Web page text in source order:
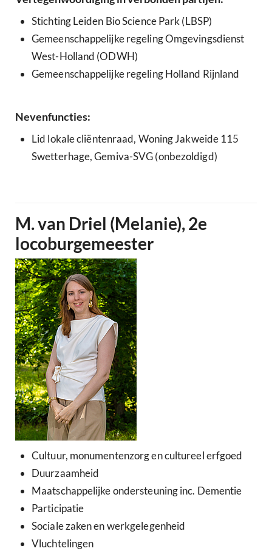
Stichting Leiden Bio Science Park (LBSP)
Gemeenschappelijke regeling Omgevingsdienst
West-Holland (ODWH)
Gemeenschappelijke regeling Holland Rijnland
Nevenfuncties:
Lid lokale cliëntenraad, Woning Jakweide 115
Swetterhage, Gemiva-SVG (onbezoldigd)
M. van Driel (Melanie), 2e
locoburgemeester
Cultuur, monumentenzorg en cultureel erfgoed
Duurzaamheid
Maatschappelijke ondersteuning inc. Dementie
Participatie
Sociale zaken en werkgelegenheid
Vluchtelingen